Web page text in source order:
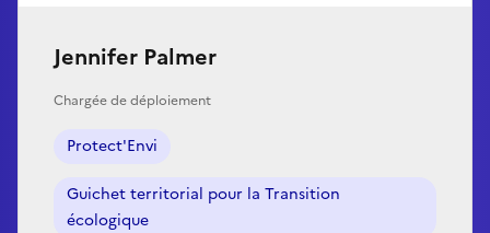
Jennifer Palmer
Chargée de déploiement
Protect'Envi
Guichet territorial pour la Transition
écologique